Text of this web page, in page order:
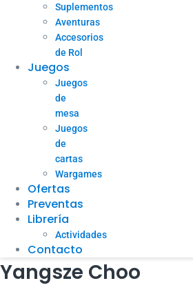
Suplementos
Aventuras
Accesorios
de Rol
Juegos
Juegos
de
mesa
Juegos
de
cartas
Wargames
Ofertas
Preventas
Librería
Actividades
Contacto
Yangsze Choo